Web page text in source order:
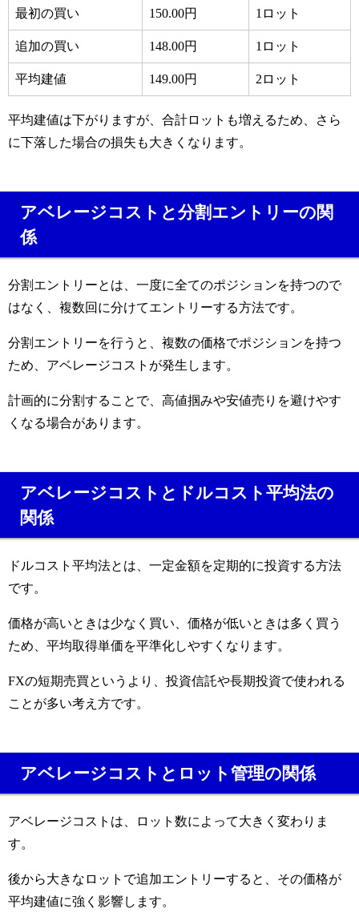
最初の買い 150.00円 1ロット
追加の買い 148.00円 1ロット
平均建値 149.00円 2ロット
平均建値は下がりますが、合計ロットも増えるため、さら
に下落した場合の損失も大きくなります。
アベレージコストと分割エントリーの関
係
分割エントリーとは、一度に全てのポジションを持つので
はなく、複数回に分けてエントリーする方法です。
分割エントリーを行うと、複数の価格でポジションを持つ
ため、アベレージコストが発生します。
計画的に分割することで、高値掴みや安値売りを避けやす
くなる場合があります。
アベレージコストとドルコスト平均法の
関係
ドルコスト平均法とは、一定金額を定期的に投資する方法
です。
価格が高いときは少なく買い、価格が低いときは多く買う
ため、平均取得単価を平準化しやすくなります。
FXの短期売買というより、投資信託や長期投資で使われる
ことが多い考え方です。
アベレージコストとロット管理の関係
アベレージコストは、ロット数によって大きく変わりま
す。
後から大きなロットで追加エントリーすると、その価格が
平均建値に強く影響します。